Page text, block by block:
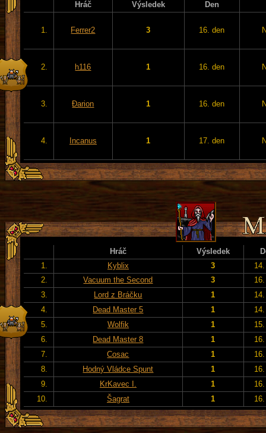
Hráč Výsledek Den
1. Ferrer2 3 16. den
2. h116 1 16. den
3. Đarion 1 16. den
4. Incanus 1 17. den
Hráč Výsledek
1.
Kyblix 3
2.
Vacuum the Second 3
3.
Lord z Bráčku 1
4.
Dead Master 5 1
5.
Wolfik 1
6.
Dead Master 8 1
7.
Cosac 1
8.
Hodný Vládce Spunt 1
9.
KrKavec I. 1
10.
Šagrat 1